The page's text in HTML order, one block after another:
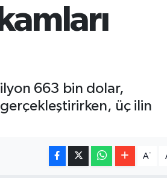
6648.99
663 bin dolar,
üç ilin
A-